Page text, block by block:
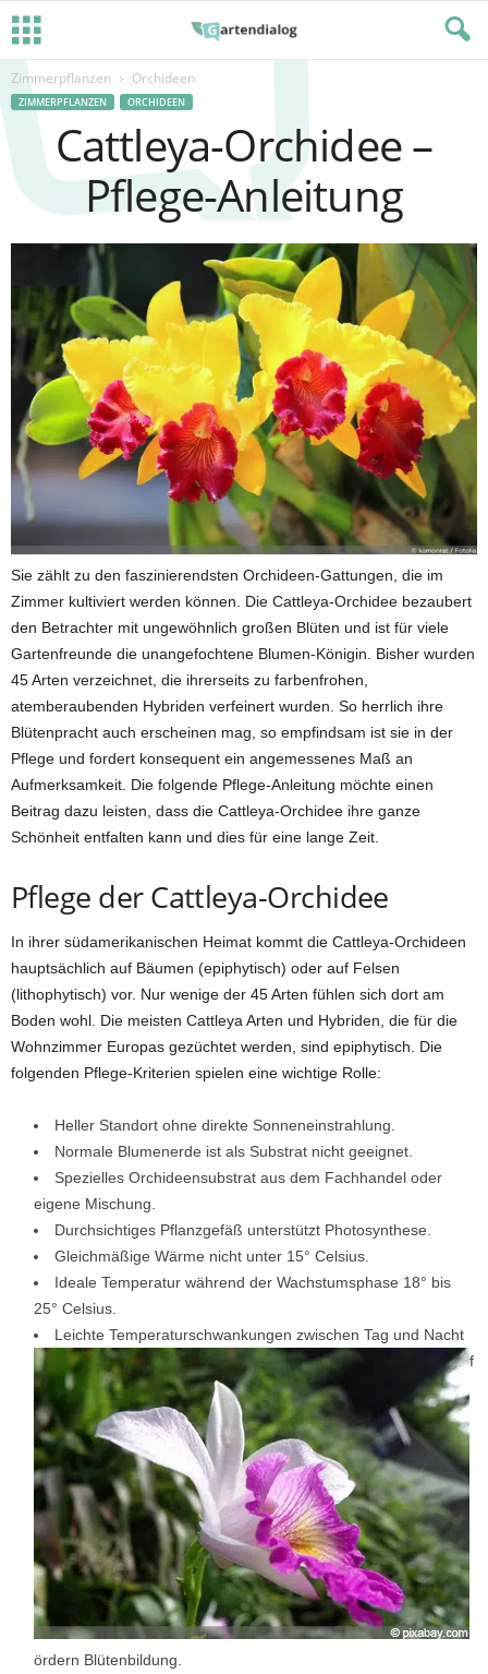
Zimmerpflanzen Orchideen
ZIMMERPFLANZEN ORCHIDEEN
Cattleya-Orchidee –
Pflege-Anleitung
Sie zählt zu den faszinierendsten Orchideen-Gattungen, die im
Zimmer kultiviert werden können. Die Cattleya-Orchidee bezaubert
den Betrachter mit ungewöhnlich großen Blüten und ist für viele
Gartenfreunde die unangefochtene Blumen-Königin. Bisher wurden
45 Arten verzeichnet, die ihrerseits zu farbenfrohen,
atemberaubenden Hybriden verfeinert wurden. So herrlich ihre
Blütenpracht auch erscheinen mag, so empfindsam ist sie in der
Pflege und fordert konsequent ein angemessenes Maß an
Aufmerksamkeit. Die folgende Pflege-Anleitung möchte einen
Beitrag dazu leisten, dass die Cattleya-Orchidee ihre ganze
Schönheit entfalten kann und dies für eine lange Zeit.
Pflege der Cattleya-Orchidee
In ihrer südamerikanischen Heimat kommt die Cattleya-Orchideen
hauptsächlich auf Bäumen (epiphytisch) oder auf Felsen
(lithophytisch) vor. Nur wenige der 45 Arten fühlen sich dort am
Boden wohl. Die meisten Cattleya Arten und Hybriden, die für die
Wohnzimmer Europas gezüchtet werden, sind epiphytisch. Die
folgenden Pflege-Kriterien spielen eine wichtige Rolle:
Heller Standort ohne direkte Sonneneinstrahlung.
Normale Blumenerde ist als Substrat nicht geeignet.
Spezielles Orchideensubstrat aus dem Fachhandel oder
eigene Mischung.
Durchsichtiges Pflanzgefäß unterstützt Photosynthese.
Gleichmäßige Wärme nicht unter 15° Celsius.
Ideale Temperatur während der Wachstumsphase 18° bis
25° Celsius.
Leichte Temperaturschwankungen zwischen Tag und Nacht
f
ördern Blütenbildung.